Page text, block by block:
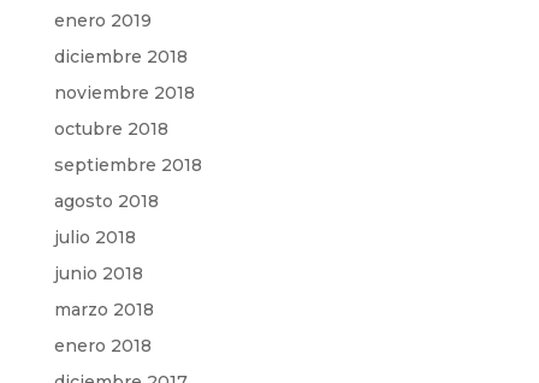
enero 2019
diciembre 2018
noviembre 2018
octubre 2018
septiembre 2018
agosto 2018
julio 2018
junio 2018
marzo 2018
enero 2018